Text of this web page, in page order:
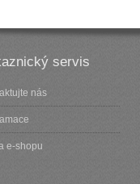
servis
nás
e-shopu